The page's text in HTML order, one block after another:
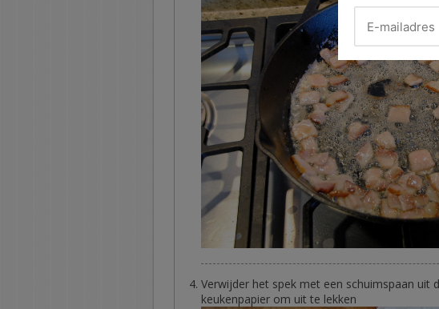
Verwijder het spek met een schuimspaan uit
keukenpapier om uit te lekken